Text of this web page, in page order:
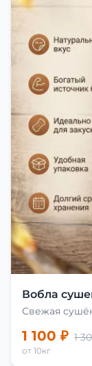
Вобла
Свежая
1 100 ₽ 1
от 10кг